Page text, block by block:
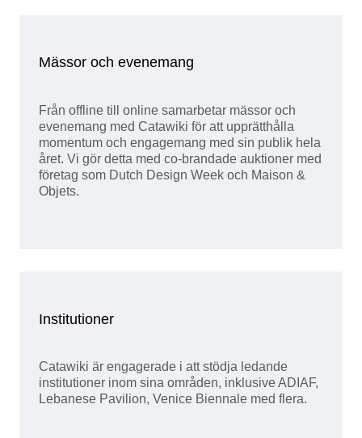
Mässor och evenemang
Från offline till online samarbetar mässor och
evenemang med Catawiki för att upprätthålla
momentum och engagemang med sin publik hela
året. Vi gör detta med co-brandade auktioner med
företag som Dutch Design Week och Maison &
Objets.
Institutioner
Catawiki är engagerade i att stödja ledande
institutioner inom sina områden, inklusive ADIAF,
Lebanese Pavilion, Venice Biennale med flera.